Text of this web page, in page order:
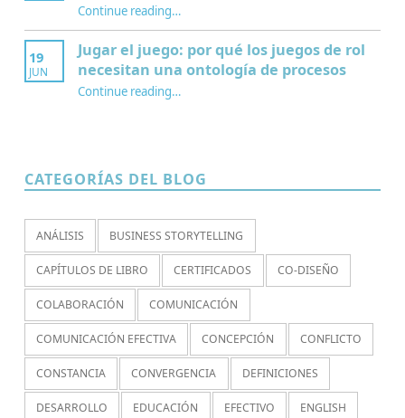
Continue reading“¿Por qué jugamos? Redescubriendo paidia, aduro y agon en los juegos de rol”
…
19
JUN
Jugar el juego: por qué los juegos de rol
necesitan una ontología de procesos
Continue reading“Jugar el juego: por qué los juegos de rol necesitan una ontología de procesos”
…
CATEGORÍAS DEL BLOG
ANÁLISIS BUSINESS STORYTELLING
CAPÍTULOS DE LIBRO CERTIFICADOS CO-DISEÑO
COLABORACIÓN COMUNICACIÓN
COMUNICACIÓN EFECTIVA CONCEPCIÓN CONFLICTO
CONSTANCIA CONVERGENCIA DEFINICIONES
DESARROLLO EDUCACIÓN EFECTIVO ENGLISH